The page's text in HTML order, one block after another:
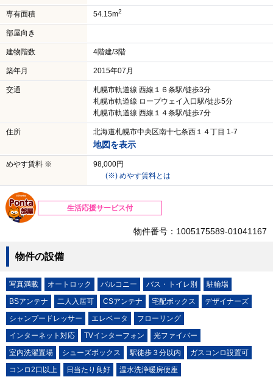
専有面積 54.15m2
部屋向き
建物階数 4階建/3階
築年月 2015年07月
交通
札幌市軌道線 西線１６条駅/徒歩3分
札幌市軌道線 ロープウェイ入口駅/徒歩5分
札幌市軌道線 西線１４条駅/徒歩7分
住所 北海道札幌市中央区南十七条西１４丁目 1-7
地図を表示
めやす賃料 ※
98,000円
(※) めやす賃料とは
生活応援サービス付
物件番号：1005175589-01041167
物件の設備
写真満載 オートロック バルコニー バス・トイレ別
駐輪場
BSアンテナ
二人入居可 CSアンテナ 宅配ボックス
デザイナーズ
シャンプードレッサー
エレベータ
フローリング
インターネット対応
TVインターフォン
光ファイバー
室内洗濯置場
シューズボックス 駅徒歩３分以内
ガスコンロ設置可
コンロ2口以上
日当たり良好 温水洗浄暖房便座